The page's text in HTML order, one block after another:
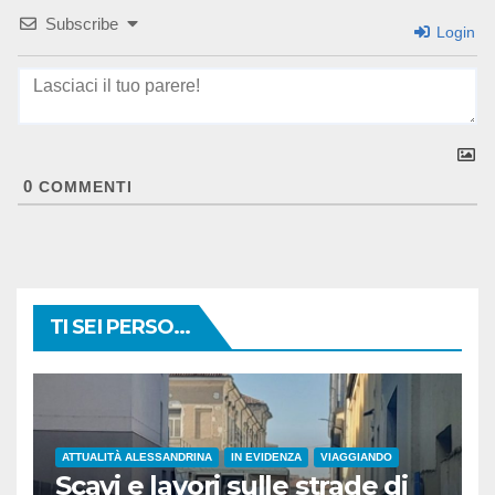
Subscribe Login
0 COMMENTI
TI SEI PERSO...
ATTUALITÀ ALESSANDRINA IN EVIDENZA VIAGGIANDO
Scavi e lavori sulle strade di